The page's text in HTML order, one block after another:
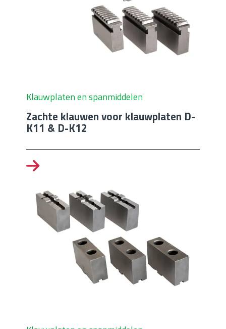
Klauwplaten en spanmiddelen
Zachte klauwen voor klauwplaten D-
K11 & D-K12